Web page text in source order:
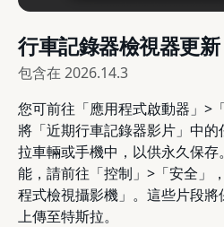
行車記錄器檢視器更新
包含在 2026.14.3
您可前往「應用程式啟動器」>
將「近期行車記錄器影片」中
拉車輛或手機中，以供永久保
能，請前往「控制」>「安全」
程式檢視攝影機」。這些片段
上傳至特斯拉。